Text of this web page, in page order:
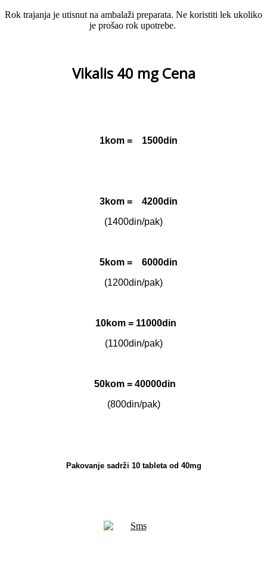
Rok trajanja je utisnut na ambalaži preparata. Ne koristiti lek ukoliko
je prošao rok upotrebe.
Vikalis 40 mg Cena
1kom = 1500din
3kom = 4200din
(1400din/pak)
5kom = 6000din
(1200din/pak)
10kom = 11000din
(1100din/pak)
50kom = 40000din
(800din/pak)
Pakovanje sadrži 10 tableta od 40mg